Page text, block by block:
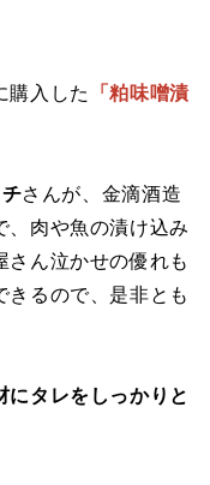
購入した
「粕味噌漬
さんが、金滴酒造
、肉や魚の漬け込み
さん泣かせの優れも
きるので、是非とも
にタレをしっかりと